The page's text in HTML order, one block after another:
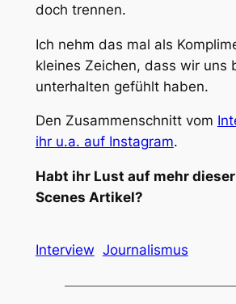
doch trennen.
Ich nehm das mal als
kleines Zeichen, dass wir uns
unterhalten gefühlt haben.
Den Zusammenschnitt vom
ihr u.a. auf Instagram.
Habt ihr Lust auf mehr
Scenes Artikel?
Interview Journalismus